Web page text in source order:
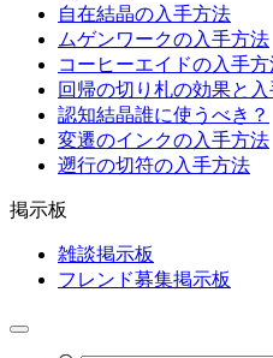
自在結晶の入手方法
ムゲンワークの入手方法
コーヒーエイドの入手方
回帰の切り札の効果と
認知結晶誰に使うべき？
変遷のインクの入手方法
遡行の切符の入手方法
掲示板
雑談掲示板
フレンド募集掲示板